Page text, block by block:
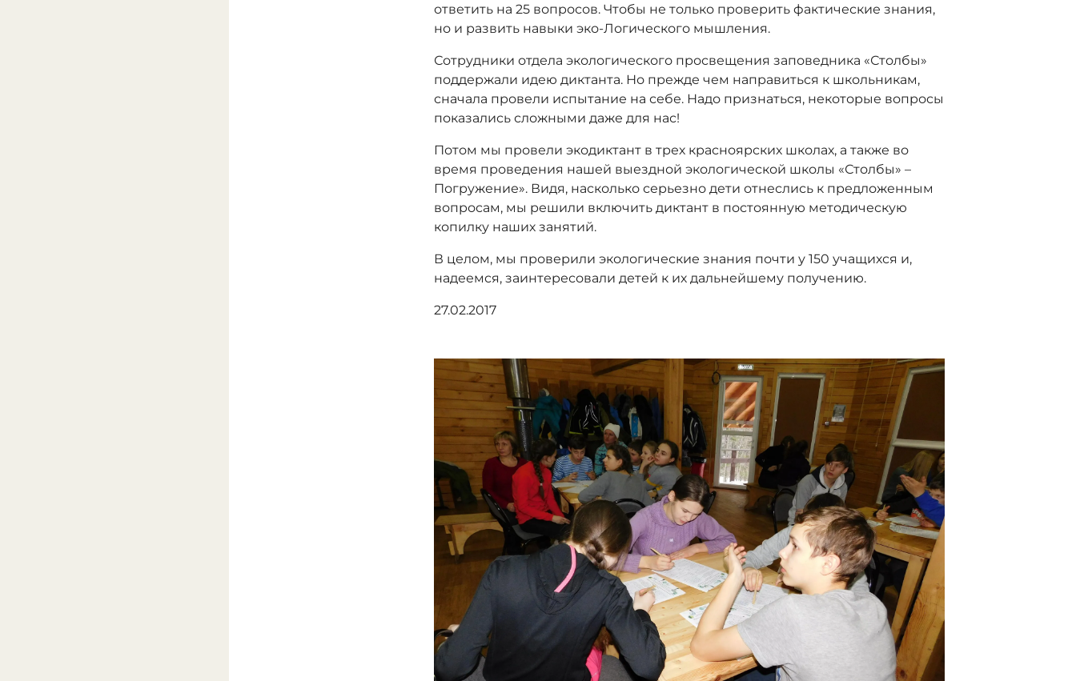
ответить на 25 вопросов. Чтобы не только проверить фактические знания,
но и развить навыки эко-Логического мышления.
Сотрудники отдела экологического просвещения заповедника «Столбы»
поддержали идею диктанта. Но прежде чем направиться к школьникам,
сначала провели испытание на себе. Надо признаться, некоторые вопросы
показались сложными даже для нас!
Потом мы провели экодиктант в трех красноярских школах, а также во
время проведения нашей выездной экологической школы «Столбы» –
Погружение». Видя, насколько серьезно дети отнеслись к предложенным
вопросам, мы решили включить диктант в постоянную методическую
копилку наших занятий.
В целом, мы проверили экологические знания почти у 150 учащихся и,
надеемся, заинтересовали детей к их дальнейшему получению.
27.02.2017